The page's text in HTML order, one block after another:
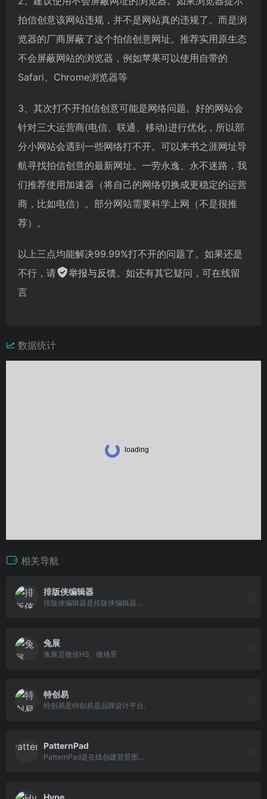
拍信创意该网站违规，并不是网站真的违规了。而是浏
览器的厂商屏蔽了这个拍信创意网址。推荐实用原生态
不会屏蔽网站的浏览器，例如苹果可以使用自带的
Safari、Chrome浏览器等
3、其次打不开拍信创意可能是网络问题。好的网站会
针对三大运营商(电信、联通、移动)进行优化，所以部
分小网站会遇到一些网络打不开。可以来书之涯网址导
航寻找拍信创意的最新网址。一劳永逸、永不迷路，我
们推荐使用加速器（将自己的网络切换成更稳定的运营
商，比如电信）。部分网站需要科学上网（不是很推
荐）。
以上三点均能解决99.99%打不开的问题了。如果还是
不行，请
举报与反馈。如还有其它疑问，可在线留
言
数据统计
相关导航
排版侠编辑器
排版侠编辑器是排版侠编辑器...
兔展
兔展是微信H5、微场景
特创易
特创易是特创易是品牌设计平台.
PatternPad
PatternPad是在线创建背景图...